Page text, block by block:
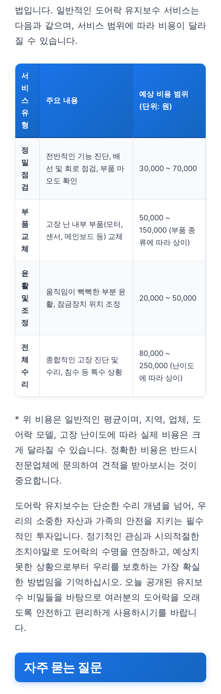
법입니다. 일반적인 도어락 유지보수 서비스는
다음과 같으며, 서비스 범위에 따라 비용이 달라
질 수 있습니다.
서
비
스
유
형
주요 내용
예상 비용 범위
(단위: 원)
정
밀
점
검
전반적인 기능 진단, 배
선 및 회로 점검, 부품 마
모도 확인
30,000 ~ 70,000
부
품
교
체
고장 난 내부 부품(모터,
센서, 메인보드 등) 교체
50,000 ~
150,000 (부품 종
류에 따라 상이)
윤
활
및
조
정
움직임이 뻑뻑한 부분 윤
활, 잠금장치 위치 조정
20,000 ~ 50,000
전
체
수
리
종합적인 고장 진단 및
수리, 침수 등 특수 상황
80,000 ~
250,000 (난이도
에 따라 상이)
* 위 비용은 일반적인 평균이며, 지역, 업체, 도
어락 모델, 고장 난이도에 따라 실제 비용은 크
게 달라질 수 있습니다. 정확한 비용은 반드시
전문업체에 문의하여 견적을 받아보시는 것이
중요합니다.
도어락 유지보수는 단순한 수리 개념을 넘어, 우
리의 소중한 자산과 가족의 안전을 지키는 필수
적인 투자입니다. 정기적인 관심과 시의적절한
조치야말로 도어락의 수명을 연장하고, 예상치
못한 상황으로부터 우리를 보호하는 가장 확실
한 방법임을 기억하십시오. 오늘 공개된 유지보
수 비밀들을 바탕으로 여러분의 도어락을 오래
도록 안전하고 편리하게 사용하시기를 바랍니
다.
자주 묻는 질문